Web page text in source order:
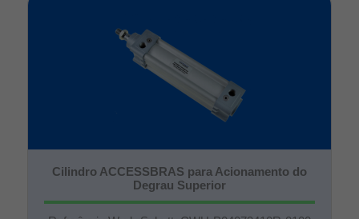
Cilindro ACCESSBRAS para Acionamento do
Degrau Superior